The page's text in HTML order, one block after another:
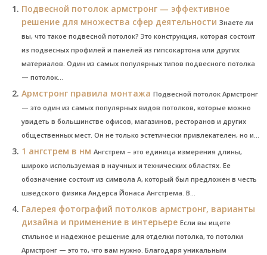
Подвесной потолок армстронг — эффективное
решение для множества сфер деятельности Знаете ли
вы, что такое подвесной потолок? Это конструкция, которая состоит
из подвесных профилей и панелей из гипсокартона или других
материалов. Один из самых популярных типов подвесного потолка
— потолок...
Армстронг правила монтажа Подвесной потолок Армстронг
— это один из самых популярных видов потолков, которые можно
увидеть в большинстве офисов, магазинов, ресторанов и других
общественных мест. Он не только эстетически привлекателен, но и...
1 ангстрем в нм Ангстрем – это единица измерения длины,
широко используемая в научных и технических областях. Ее
обозначение состоит из символа A, который был предложен в честь
шведского физика Андерса Йонаса Ангстрема. В...
Галерея фотографий потолков армстронг, варианты
дизайна и применение в интерьере Если вы ищете
стильное и надежное решение для отделки потолка, то потолки
Армстронг — это то, что вам нужно. Благодаря уникальным